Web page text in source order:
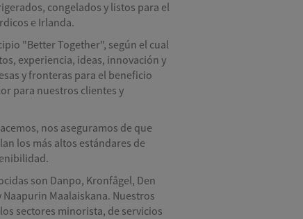
congelados y listos para el
e Irlanda.
"Better Together", según el cual
experiencia, ideas, innovación y
y fronteras para el beneficio
para nuestros clientes y
nos aseguramos de que
los más altos estándares de
son Danpo, Kronfågel, Den
Naapurin Maalaiskana. Nuestros
sectores minorista, de servicios